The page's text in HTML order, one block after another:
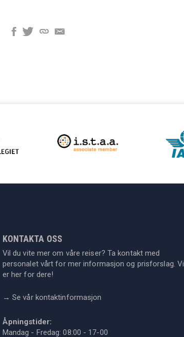
KONTAKTA OSS
Vil du vite mer om våre reiser? Ta kontakt med
personalet vårt for mer informasjon og prisforslag. Vi
er her for dere!
→ Se vår kontaktinformasjon
Åpningstider:
Mandag - Fredag: 08:00 - 17-00